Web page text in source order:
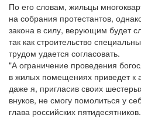
По его словам, жильцы
на собрания протестантов,
закона в силу, верующим будет
так как строительство
трудом удается согласовать.
"А ограничение проведения
в жилых помещениях приведет к
даже я, пригласив своих
внуков, не смогу помолиться у
глава российских пятидесятников.